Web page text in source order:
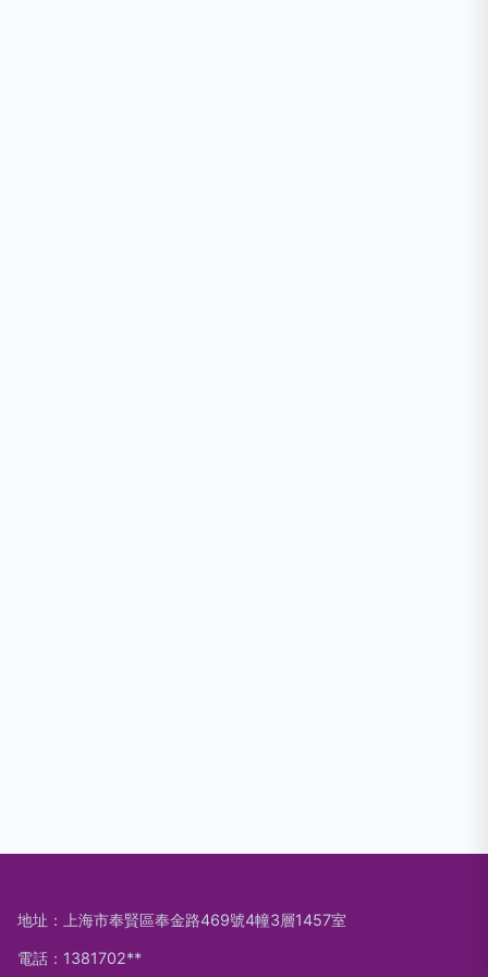
地址：上海市奉賢區奉金路469號4幢3層1457室
電話：1381702**